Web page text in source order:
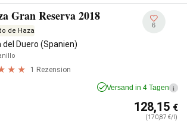
Gran Reserva 2018
de Haza
del Duero (Spanien)
1 Rezension
6
Versand in 4 Tagen i
128,15 €
(170,87 €/l)